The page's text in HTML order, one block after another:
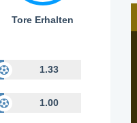
Tore Erhalten
1.33
1.00